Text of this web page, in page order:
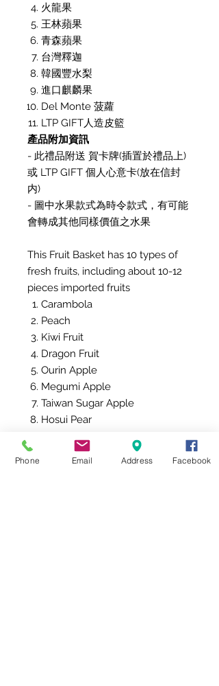
火龍果
王林蘋果
青森蘋果
台灣釋迦
韓國豐水梨
進口麒麟果
Del Monte 菠蘿
LTP GIFT人造皮籃
產品附加資訊
- 此禮品附送 賀卡牌(插置於禮品上)
或 LTP GIFT 個人心意卡(放在信封
内)
- 圖中水果款式為時令款式，有可能
會轉成其他同樣價值之水果
This Fruit Basket has 10 types of
fresh fruits, including about 10-12
pieces imported fruits
Carambola
Peach
Kiwi Fruit
Dragon Fruit
Ourin Apple
Megumi Apple
Taiwan Sugar Apple
Hosui Pear
Del Monte Fresh Pineapple
Phone Email Address Facebook